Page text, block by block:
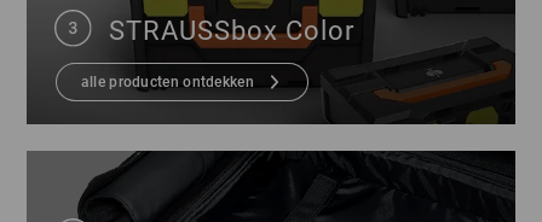
STRAUSSbox Color
alle producten ontdekken